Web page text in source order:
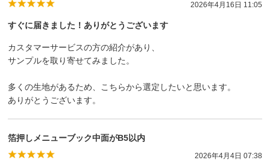
2026年4月16日 11:05
すぐに届きました！ありがとうございます
カスタマーサービスの方の紹介があり、
サンプルを取り寄せてみました。
多くの生地があるため、こちらから選定したいと思います。
ありがとうございます。
箔押しメニューブック中面がB5以内
2026年4月4日 07:38